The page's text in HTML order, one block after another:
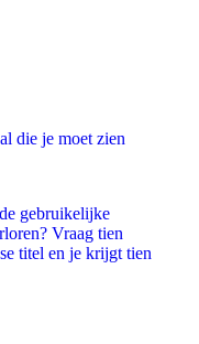
die je moet zien
gebruikelijke
Vraag tien
titel en je krijgt tien